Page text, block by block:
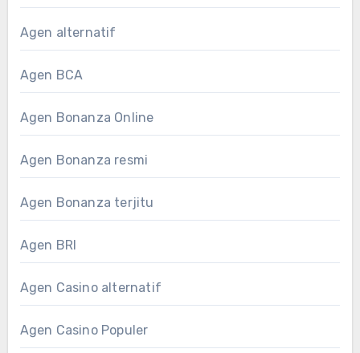
Agen alternatif
Agen BCA
Agen Bonanza Online
Agen Bonanza resmi
Agen Bonanza terjitu
Agen BRI
Agen Casino alternatif
Agen Casino Populer